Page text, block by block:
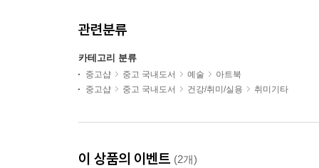
관련분류
카테고리 분류
중고샵 중고 국내도서 예술
아트북
중고샵
중고 국내도서 건강/취미/실용 취미기타
이 상품의 이벤트 (2개)